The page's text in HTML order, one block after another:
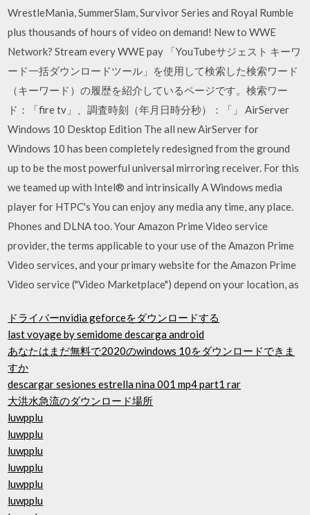
WrestleMania, SummerSlam, Survivor Series and Royal Rumble
plus thousands of hours of video on demand! New to WWE
Network? Stream every WWE pay 「YouTubeサジェスト キーワ
ード一括ダウンロードツール」を使用して検索した検索ワード
（キーワード）の履歴を紹介しているページです。検索ワー
ド：「fire tv」、調査時刻（年月日時分秒）：「」 AirServer
Windows 10 Desktop Edition The all new AirServer for
Windows 10 has been completely redesigned from the ground
up to be the most powerful universal mirroring receiver. For this
we teamed up with Intel® and intrinsically A Windows media
player for HTPC's You can enjoy any media any time, any place.
Phones and DLNA too. Your Amazon Prime Video service
provider, the terms applicable to your use of the Amazon Prime
Video services, and your primary website for the Amazon Prime
Video service ("Video Marketplace") depend on your location, as
ドライバーnvidia geforceをダウンロードする
last voyage by semidome descarga android
あなたはまだ無料で2020のwindows 10をダウンロードできま
すか
descargar sesiones estrella nina 001 mp4 part1 rar
大洪水急流のダウンロード場所
luwpplu
luwpplu
luwpplu
luwpplu
luwpplu
luwpplu